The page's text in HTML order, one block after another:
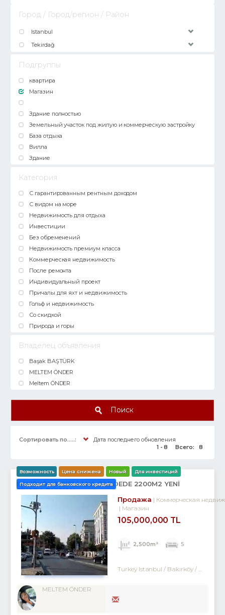
Город / Город/регион / Район
Istanbul
Tekirdağ
Подгруппы
квартира
Магазин
Здание полностью
Земельный участок под жилую и коммерческую застройку
База отдыха
Вилла
Здание
Категория
С гарантированным рентным доходом
С видом на море
Недвижимость для отдыха
Инвестиции
Без обременений
Недвижимость премиум класса
Коммерческая недвижимость
После ремонта
Индивидуальный проект
Причалы для яхт и недвижимость
Гольф и недвижимость
Со скидкой
Природа и горы
Владелец объявления
Başak BAŞTÜRK
MELTEM ÖNDER
Meltem ÖNDER
Поиск
Сортировать по.....:
Дата последнего обновления
1 - 8
Всего: 8
Возможность Цена снижена Новый Для инвестиций
Подходит для банковского кредита
BAKIRKÖY İNCİRLİ ANA CADDEDE 2200M2 YENİ
BİNADA DÜKKAN
Продажа
Коммерческая
Магазин
105,000,000 TL
2,500m² 5
Turkey Istanbul / Bakırköy/ Ataköy
MELTEM ÖNDER